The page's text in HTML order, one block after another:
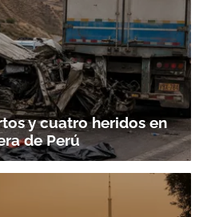
y cuatro heridos en
de Perú